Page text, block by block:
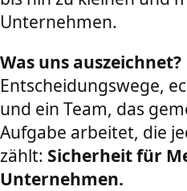
Unternehmen.
Was uns auszeichnet?
Entscheidungswege,
und ein Team, das
Aufgabe arbeitet, die
zählt: Sicherheit für
Unternehmen.